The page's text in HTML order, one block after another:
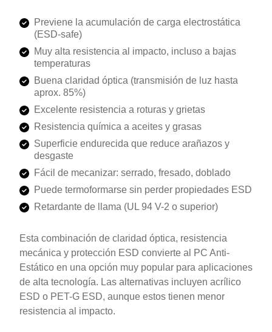
Previene la acumulación de carga electrostática
(ESD-safe)
Muy alta resistencia al impacto, incluso a bajas
temperaturas
Buena claridad óptica (transmisión de luz hasta
aprox. 85%)
Excelente resistencia a roturas y grietas
Resistencia química a aceites y grasas
Superficie endurecida que reduce arañazos y
desgaste
Fácil de mecanizar: serrado, fresado, doblado
Puede termoformarse sin perder propiedades ESD
Retardante de llama (UL 94 V-2 o superior)
Esta combinación de claridad óptica, resistencia
mecánica y protección ESD convierte al PC Anti-
Estático en una opción muy popular para aplicaciones
de alta tecnología. Las alternativas incluyen acrílico
ESD o PET-G ESD, aunque estos tienen menor
resistencia al impacto.